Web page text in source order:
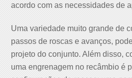
acordo com as necessidades de
Uma variedade muito grande de
passos de roscas e avanços,
projeto do conjunto. Além disso,
uma engrenagem no recâmbio é